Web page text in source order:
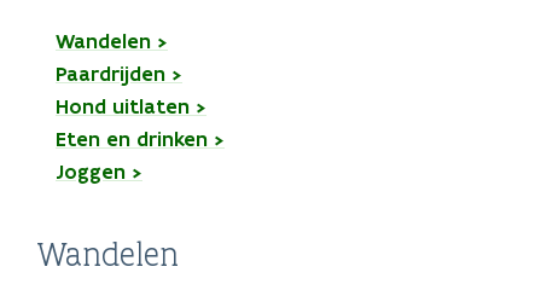
Wandelen >
Paardrijden >
Hond uitlaten >
Eten en drinken >
Joggen >
Wandelen